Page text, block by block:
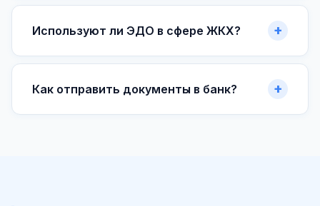
Используют ли ЭДО в сфере ЖКХ?
Как отправить документы в банк?